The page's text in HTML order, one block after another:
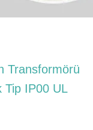
Transformörü
Tip IP00 UL